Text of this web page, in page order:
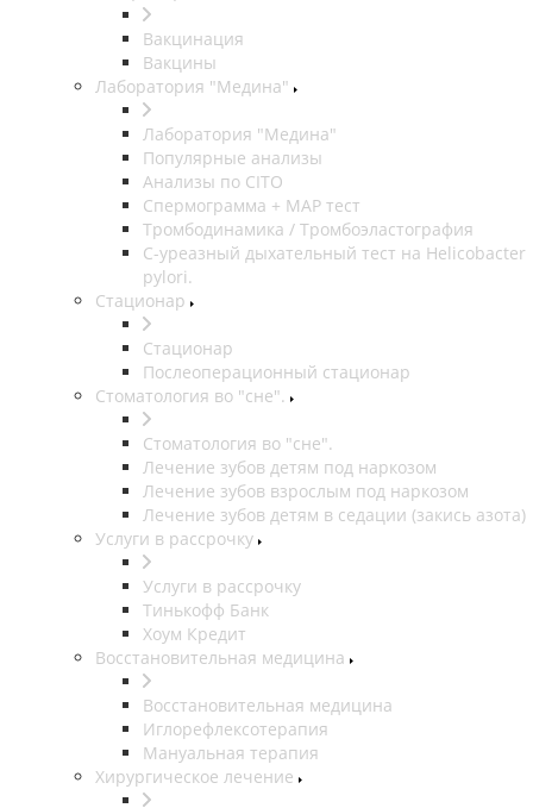
Вакцинация
Вакцины
Лаборатория "Медина"
Лаборатория "Медина"
Популярные анализы
Анализы по CITO
Спермограмма + МАР тест
Тромбодинамика / Тромбоэластография
С-уреазный дыхательный тест на Helicobacter
pylori.
Стационар
Стационар
Послеоперационный стационар
Стоматология во "сне".
Стоматология во "сне".
Лечение зубов детям под наркозом
Лечение зубов взрослым под наркозом
Лечение зубов детям в седации (закись азота)
Услуги в рассрочку
Услуги в рассрочку
Тинькофф Банк
Хоум Кредит
Восстановительная медицина
Восстановительная медицина
Иглорефлексотерапия
Мануальная терапия
Хирургическое лечение